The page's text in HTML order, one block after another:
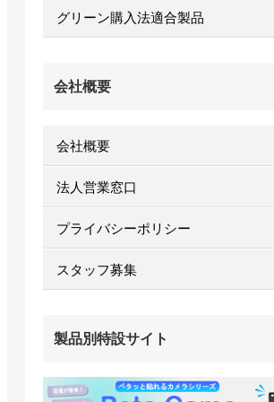
グリーン購入法適合製品
会社概要
会社概要
法人営業窓口
プライバシーポリシー
スタッフ募集
製品別特設サイト